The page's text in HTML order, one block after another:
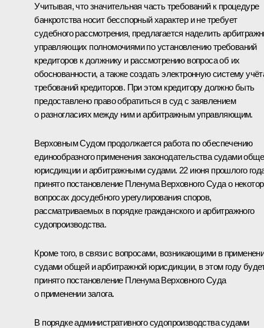
Учитывая, что значительная часть требований к процедуре
банкротства носит бесспорный характер и не требует
судебного рассмотрения, предлагается наделить
управляющих полномочиями по установлению требований
кредиторов к должнику и рассмотрению вопроса об их
обоснованности, а также создать электронную систему
требований кредиторов. При этом кредитору должно быть
предоставлено право обратиться в суд с заявлением
о разногласиях между ним и арбитражным управляющим.
Верховным Судом продолжается работа по обеспечению
единообразного применения законодательства судами
юрисдикции и арбитражными судами. 22 июня прошлого
принято постановление Пленума Верховного Суда о
вопросах досудебного урегулирования споров,
рассматриваемых в порядке гражданского и арбитражного
судопроизводства.
Кроме того, в связи с вопросами, возникающими в
судами общей и арбитражной юрисдикции, в этом году
принято постановление Пленума Верховного Суда
о применении залога.
В порядке административного судопроизводства судами